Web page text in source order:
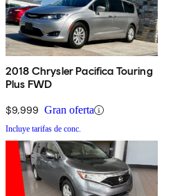
2018 Chrysler Pacifica Touring
Plus FWD
$9,999 Gran oferta
Incluye tarifas de conc.